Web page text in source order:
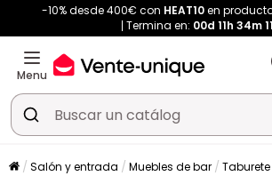
-10% desde 400€ con HEAT10en
Termina en: 00d 11h 34m
Menu
Salón y entrada Muebles de bar